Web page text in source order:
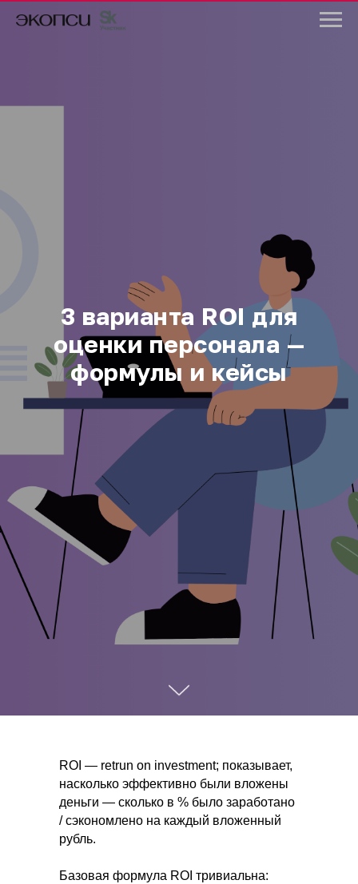
3 варианта ROI для
оценки персонала —
формулы и кейсы
ROI — retrun on investment; показывает,
насколько эффективно были вложены
деньги — сколько в % было заработано
/ сэкономлено на каждый вложенный
рубль.
Базовая формула ROI тривиальна: